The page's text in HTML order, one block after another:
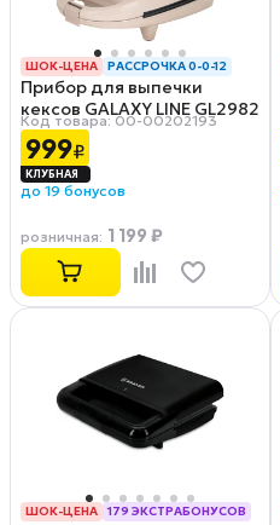
ШОК-ЦЕНА РАССРОЧКА 0-0-12
Прибор для выпечки
кексов GALAXY LINE GL2982
Код товара: 00-00202193
999₽
до 19 бонусов
розничная: 1 199 ₽
ШОК-ЦЕНА
179 ЭКСТРАБОНУСОВ